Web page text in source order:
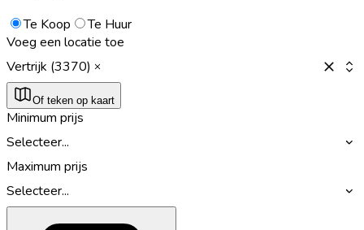
Te Koop
Te Huur
Voeg een locatie toe
Vertrijk (3370)
Of teken op kaart
Minimum prijs
Selecteer...
Maximum prijs
Selecteer...